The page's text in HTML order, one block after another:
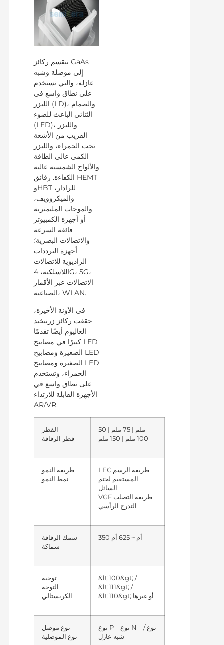
تنقسم ركائز GaAs
إلى موصلة وشبه
عازلة، والتي تستخدم
على نطاق واسع في
الليزر (LD)، والصمام
الثنائي الباعث للضوء
(LED)، والليزر
القريب من الأشعة
تحت الحمراء، والليزر
الكمي عالي الطاقة
والألواح الشمسية عالية
الكفاءة. رقائق HEMT
وHBT للرادار،
والميكروويف،
والموجات المليمترية
أو أجهزة الكمبيوتر
فائقة السرعة
والاتصالات البصرية؛
أجهزة الترددات
الراديوية للاتصالات
اللاسلكية، 4G، 5G،
الاتصالات عبر الأقمار
الصناعية، WLAN.
في الآونة الأخيرة،
حققت ركائز زرنيخيد
الغاليوم أيضًا تقدمًا
كبيرًا في مصابيح LED
الصغيرة ومصابيح LED
الصغيرة ومصابيح LED
الحمراء، وتستخدم
على نطاق واسع في
الأجهزة القابلة للارتداء
AR/VR.
القطر
قطر الرقاقة
50 ملم | 75 ملم |
طريقة النمو
نمط النمو
LEC طريقة الرسم
المستقيم لختم
السائل
VGF طريقة التصلب
التدرج الرأسي
سمك الرقاقة
سماكة
توجيه
التوجه
الكريستالي
&lt;100&gt; /
&lt;111&gt; /
نوع موصل
نوع الموصلية
نوع P – نوع N – نوع /